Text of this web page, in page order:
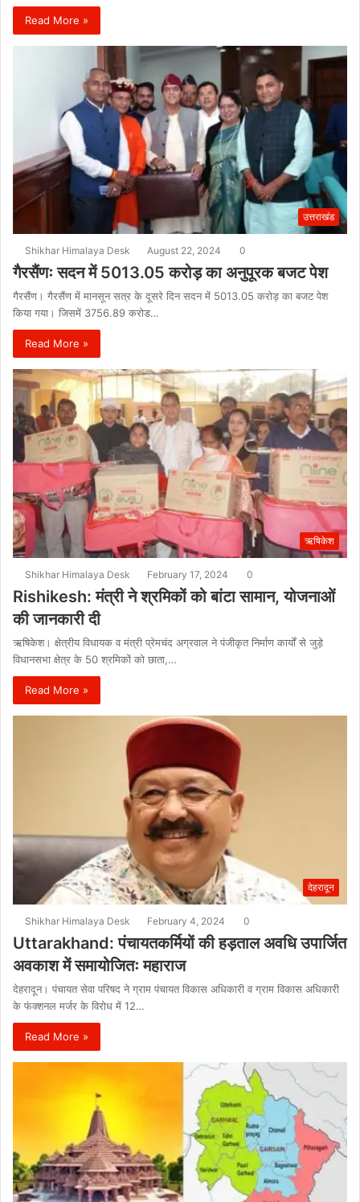
Read More »
उत्तराखंड
Shikhar Himalaya Desk August 22, 2024 0
गैरसैंणः सदन में 5013.05 करोड़ का अनुपूरक बजट पेश
गैरसैंण। गैरसैंण में मानसून सत्र के दूसरे दिन सदन में 5013.05 करोड़ का बजट पेश
किया गया। जिसमें 3756.89 करोड…
Read More »
ऋषिकेश
Shikhar Himalaya Desk February 17, 2024 0
Rishikesh: मंत्री ने श्रमिकों को बांटा सामान, योजनाओं
की जानकारी दी
ऋषिकेश। क्षेत्रीय विधायक व मंत्री प्रेमचंद अग्रवाल ने पंजीकृत निर्माण कार्यों से जुड़े
विधानसभा क्षेत्र के 50 श्रमिकों को छाता,…
Read More »
देहरादून
Shikhar Himalaya Desk February 4, 2024 0
Uttarakhand: पंचायतकर्मियों की हड़ताल अवधि उपार्जित
अवकाश में समायोजितः महाराज
देहरादून। पंचायत सेवा परिषद ने ग्राम पंचायत विकास अधिकारी व ग्राम विकास अधिकारी
के फंक्शनल मर्जर के विरोध में 12…
Read More »